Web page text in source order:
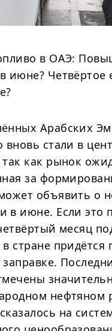
в ОАЭ:
июне? Четвёртое
Арабских
вновь стали в
как рынок
за
объявить о
в июне. Если это
месяц
стране придётся
нефтяном
на